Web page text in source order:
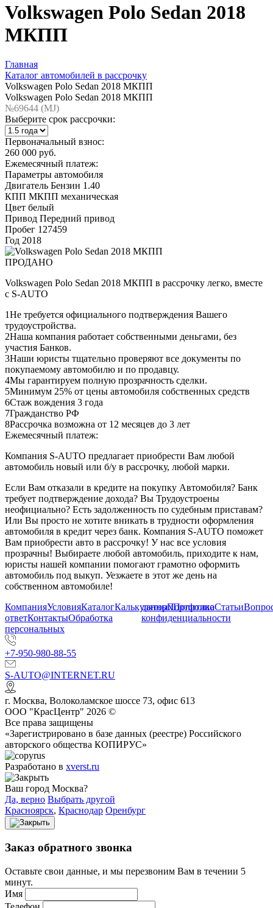
Volkswagen Polo Sedan 2018
МКПП
Главная
Каталог автомобилей в рассрочку
Volkswagen Polo Sedan 2018 МКПП
Volkswagen Polo Sedan 2018 МКПП
№69644 (МJ)
Выберите срок рассрочки:
Первоначальный взнос:
260 000 руб.
Ежемесячный платеж:
Параметры автомобиля
Двигатель Бензин 1.40
КПП МКПП механическая
Цвет белый
Привод Передний привод
Пробег 127459
Год 2018
ПРОДАНО
Volkswagen Polo Sedan 2018 МКПП в рассрочку легко, вместе
с S-AUTO
1Не требуется официального подтверждения Вашего
трудоустройства.
2Наша компания работает собственными деньгами, без
участия Банков.
3Наши юристы тщательно проверяют все документы по
покупаемому автомобилю и по продавцу.
4Мы гарантируем полную прозрачность сделки.
5Минимум 25% от цены автомобиля собственных средств
6Стаж вождения 3 года
7Гражданство РФ
8Рассрочка возможна от 12 месяцев до 3 лет
Ежемесячный платеж:
Компания S-AUTO предлагает приобрести Вам любой
автомобиль новый или б/у в рассрочку, любой марки.
Если Вам отказали в кредите на покупку Автомобиля? Банк
требует подтверждение дохода? Вы Трудоустроены
неофициально? Есть задолженность по судебным приставам?
Или Вы просто не хотите вникать в трудности оформления
автомобиля в кредит через банк. Компания S-AUTO поможет
Вам приобрести авто в рассрочку! У нас все условия
прозрачны! Выбираете любой автомобиль, приходите к нам,
юристы нашей компании помогают грамотно оформить
автомобиль под выкуп. Уезжаете в этот же день на
собственном автомобиле!
КомпанияУсловияКаталогКалькуляторПортфолиоСтатьи
ответКонтактыОбработка
персональных
данныхПолитика
конфиденциальности
+7-950-980-88-55
S-AUTO@INTERNET.RU
г. Москва, Волоколамское шоссе 73, офис 613
ООО "КрасЦентр" 2026 ©
Все права защищены
«Зарегистрировано в базе данных (реестре) Российского
авторского общества КОПИРУС»
Разработано в xverst.ru
Ваш город Москва?
Да, верно Выбрать другой
Красноярск, Краснодар Оренбург
Заказ обратного звонка
Оставьте свои данные, и мы перезвоним Вам в течении 5
минут.
Имя